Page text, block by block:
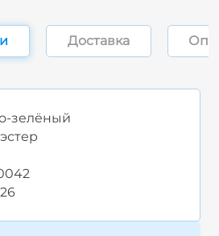
Доставка
зелёный